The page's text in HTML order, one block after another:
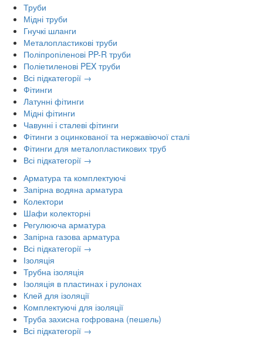
Труби
Мідні труби
Гнучкі шланги
Металопластикові труби
Поліпропіленові PP-R труби
Поліетиленові PEX труби
Всі підкатегорії →
Фітинги
Латунні фітинги
Мідні фітинги
Чавунні і сталеві фітинги
Фітинги з оцинкованої та нержавіючої сталі
Фітинги для металопластикових труб
Всі підкатегорії →
Арматура та комплектуючі
Запірна водяна арматура
Колектори
Шафи колекторні
Регулююча арматура
Запірна газова арматура
Всі підкатегорії →
Ізоляція
Трубна ізоляція
Ізоляція в пластинах і рулонах
Клей для ізоляції
Комплектуючі для ізоляції
Труба захисна гофрована (пешель)
Всі підкатегорії →